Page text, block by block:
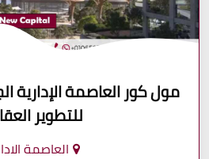
مول كور العاصمة الإدارية
للتطوير
العاصمة